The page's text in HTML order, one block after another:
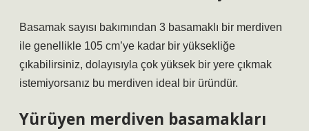
Basamak sayısı bakımından 3 basamaklı bir merdiven
ile genellikle 105 cm’ye kadar bir yüksekliğe
çıkabilirsiniz, dolayısıyla çok yüksek bir yere çıkmak
istemiyorsanız bu merdiven ideal bir üründür.
Yürüyen merdiven basamakları